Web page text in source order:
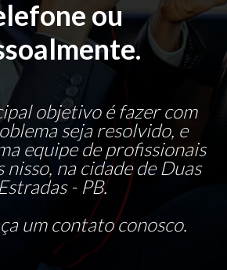
ou
objetivo é fazer com
seja resolvido, e
equipe de profissionais
nisso, na cidade de Duas
Estradas - PB.
um contato conosco.